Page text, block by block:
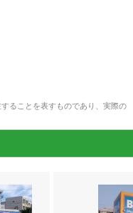
ることを表すものであり、実際の